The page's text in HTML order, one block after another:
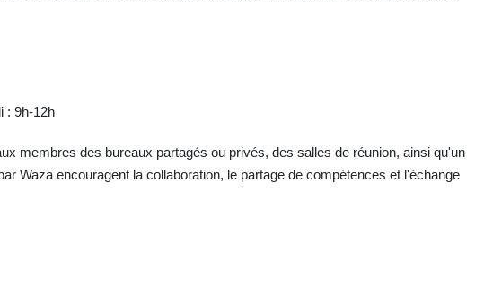
: 9h-12h
membres des bureaux partagés ou privés, des salles de réunion, ainsi qu'un
Waza encouragent la collaboration, le partage de compétences et l'échange